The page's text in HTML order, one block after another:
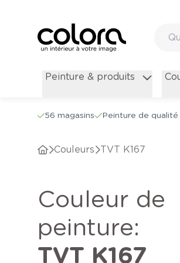
Peinture & produits
56 magasins Peinture de
Couleurs TVT K167
Couleur de
peinture:
TVT K167